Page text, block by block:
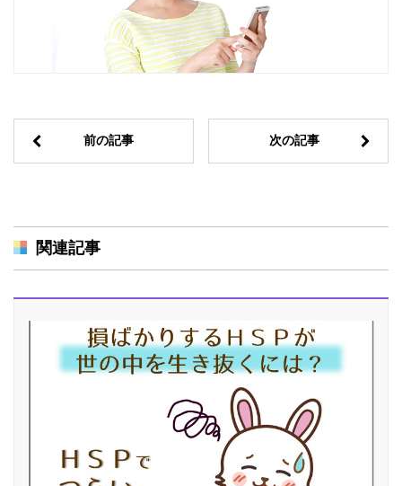
前の記事 次の記事
関連記事